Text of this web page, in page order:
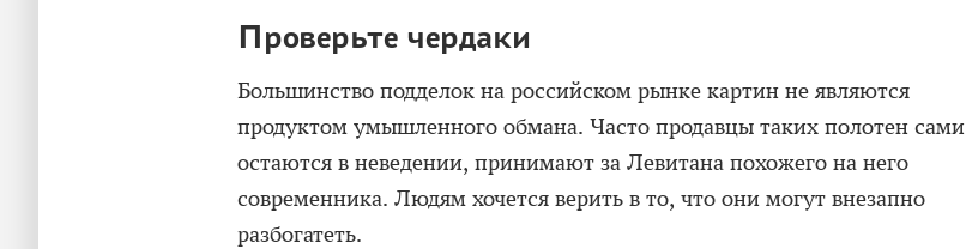
Проверьте чердаки
Большинство подделок на российском рынке картин не являются
продуктом умышленного обмана. Часто продавцы таких полотен сами
остаются в неведении, принимают за Левитана похожего на него
современника. Людям хочется верить в то, что они могут внезапно
разбогатеть.